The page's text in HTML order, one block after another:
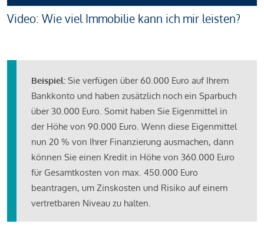
Video: Wie viel Immobilie kann ich mir leisten?
Beispiel: Sie verfügen über 60.000 Euro auf Ihrem
Bankkonto und haben zusätzlich noch ein Sparbuch
über 30.000 Euro. Somit haben Sie Eigenmittel in
der Höhe von 90.000 Euro. Wenn diese Eigenmittel
nun 20 % von Ihrer Finanzierung ausmachen, dann
können Sie einen Kredit in Höhe von 360.000 Euro
für Gesamtkosten von max. 450.000 Euro
beantragen, um Zinskosten und Risiko auf einem
vertretbaren Niveau zu halten.